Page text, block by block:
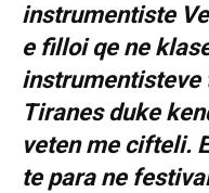
instrumentiste
e filloi qe ne
instrumentisteve
Tiranes duke
veten me cifteli.
te para ne